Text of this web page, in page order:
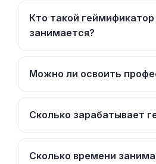
Кто такой
занимается?
Можно ли освоить
Сколько зарабатывает
Сколько времени